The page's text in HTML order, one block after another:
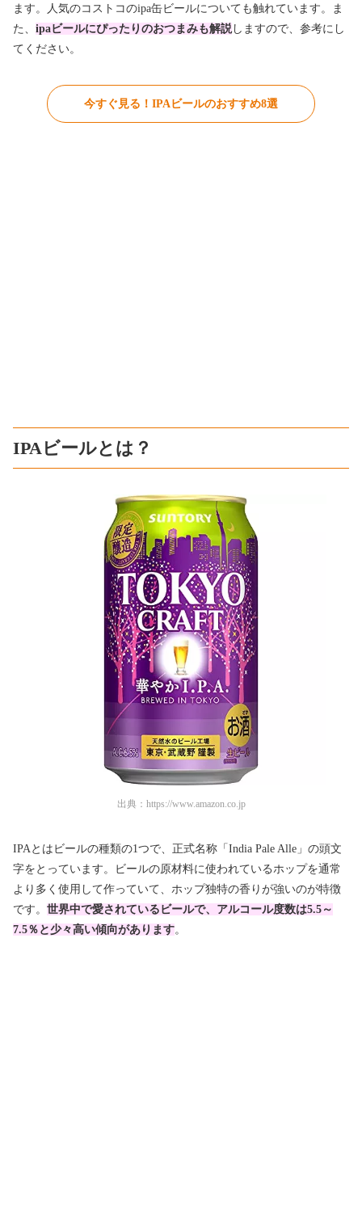
ます。人気のコストコのipa缶ビールについても触れています。ま
た、 ipaビールにぴったりのおつまみも解説しますので、参考にし
てください。
今すぐ見る！IPAビールのおすすめ8選
IPAビールとは？
出典： https://www.amazon.co.jp
IPAとはビールの種類の1つで、正式名称「India Pale Alle」の頭文
字をとっています。ビールの原材料に使われているホップを通常
より多く使用して作っていて、ホップ独特の香りが強いのが特徴
です。 世界中で愛されているビールで、アルコール度数は5.5～
7.5％と少々高い傾向があります。